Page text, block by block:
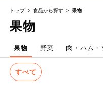
登録から開始まで
ーセージ
魚介・加工品
米・雑穀など
キーワードをすべて含む
メーカー名
トップ 食品から探す 果物
果物
果物 野菜 肉・ハム・
すべて